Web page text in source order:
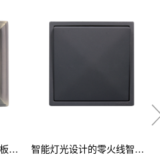
单火线零线智能开关面板为何... 智能灯光设计的零火线智能开...